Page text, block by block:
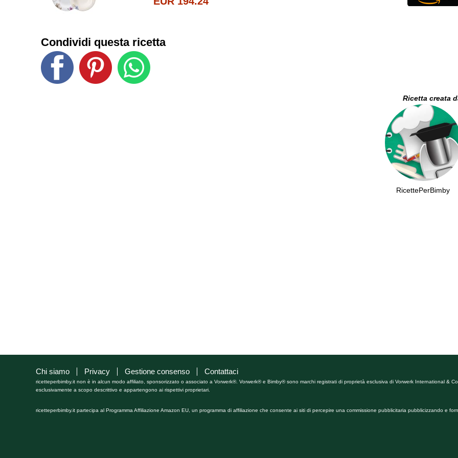
Condividi questa ricetta
Ricetta creata
RicettePerBimby
Chi siamo Privacy Gestione consenso Contattaci
ricetteperbimby.it non è in alcun modo affiliato, sponsorizzato o associato a Vorwerk®. Vorwerk® e Bimby® sono marchi registrati di proprietà esclusiva di Vorwerk International &
esclusivamente a scopo descrittivo e appartengono ai rispettivi proprietari.
ricetteperbimby.it partecipa al Programma Affiliazione Amazon EU, un programma di affiliazione che consente ai siti di percepire una commissione pubblicitaria pubblicizzando e